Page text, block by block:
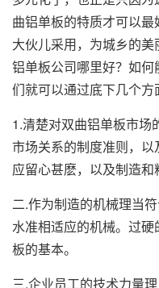
曲铝单板的特质才可以
大伙儿采用，为城乡的
铝单板公司哪里好？如
们就可以通过底下几个方
1.清楚对双曲铝单板市场
市场关系的制度准则，
应留心甚麽，以及制造和
二.作为制造的机械理当
水准相适应的机械。过
板的基本。
三.企业员工的技术力量